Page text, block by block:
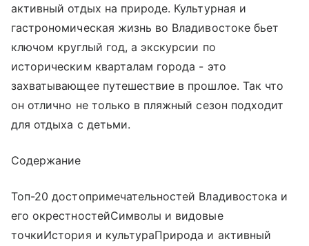
активный отдых на природе. Культурная и
гастрономическая жизнь во Владивостоке бьет
ключом круглый год, а экскурсии по
историческим кварталам города - это
захватывающее путешествие в прошлое. Так что
он отлично не только в пляжный сезон подходит
для отдыха с детьми.
Содержание
Топ-20 достопримечательностей Владивостока и
его окрестностейСимволы и видовые
точкиИстория и культураПрирода и активный